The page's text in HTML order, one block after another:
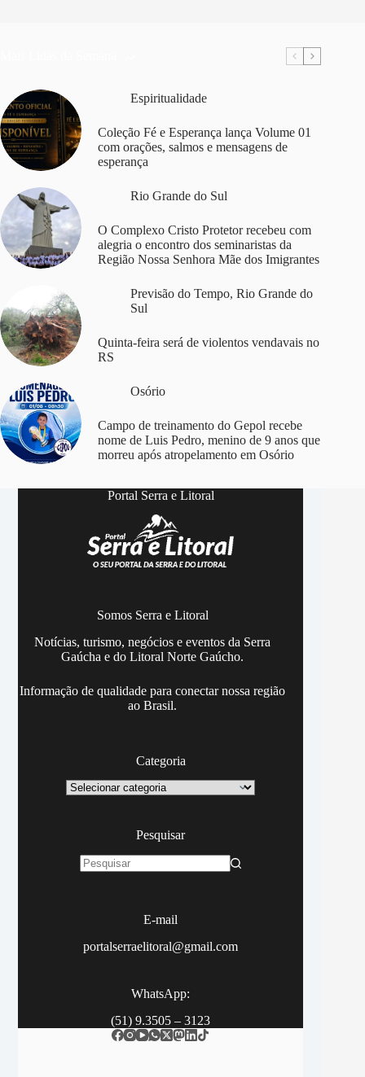
Espiritualidade
Coleção Fé e Esperança lança Volume 01
com orações, salmos e mensagens de
esperança
Rio Grande do Sul
O Complexo Cristo Protetor recebeu com
alegria o encontro dos seminaristas da
Região Nossa Senhora Mãe dos Imigrantes
Previsão do Tempo, Rio Grande do
Sul
Quinta-feira será de violentos vendavais no
RS
Osório
Campo de treinamento do Gepol recebe
nome de Luis Pedro, menino de 9 anos que
morreu após atropelamento em Osório
Portal Serra e Litoral
Somos Serra e Litoral
Notícias, turismo, negócios e eventos da Serra
Gaúcha e do Litoral Norte Gaúcho.
Informação de qualidade para conectar nossa região
ao Brasil.
Categoria
Categoria
Pesquisar
E-mail
portalserraelitoral@gmail.com
WhatsApp:
(51) 9.3505 – 3123